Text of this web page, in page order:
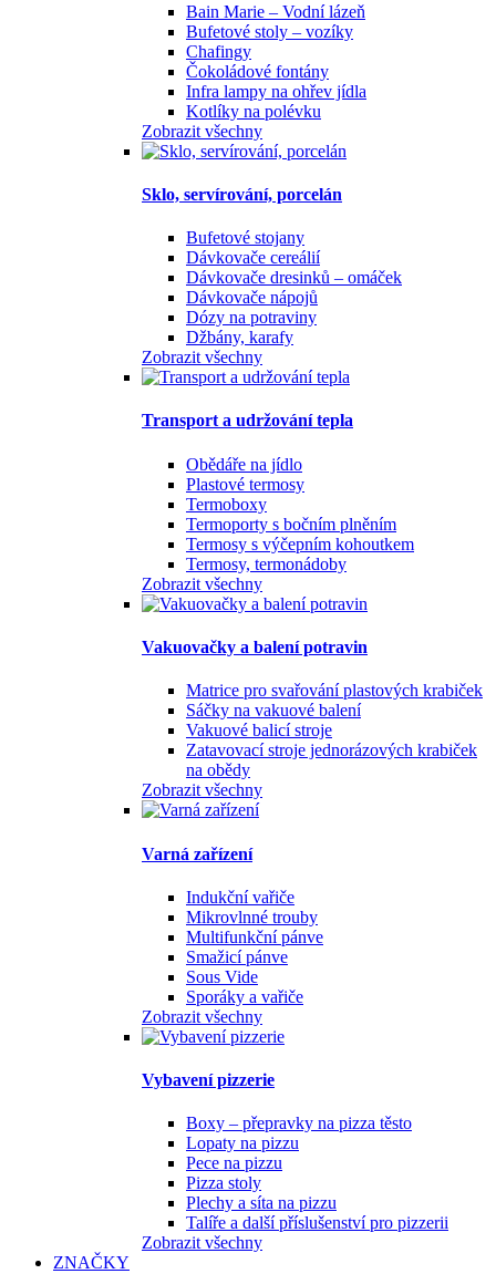
Bain Marie – Vodní lázeň
Bufetové stoly – vozíky
Chafingy
Čokoládové fontány
Infra lampy na ohřev jídla
Kotlíky na polévku
Zobrazit všechny
Sklo, servírování, porcelán
Bufetové stojany
Dávkovače cereálií
Dávkovače dresinků – omáček
Dávkovače nápojů
Dózy na potraviny
Džbány, karafy
Zobrazit všechny
Transport a udržování tepla
Obědáře na jídlo
Plastové termosy
Termoboxy
Termoporty s bočním plněním
Termosy s výčepním kohoutkem
Termosy, termonádoby
Zobrazit všechny
Vakuovačky a balení potravin
Matrice pro svařování plastových krabiček
Sáčky na vakuové balení
Vakuové balicí stroje
Zatavovací stroje jednorázových krabiček
na obědy
Zobrazit všechny
Varná zařízení
Indukční vařiče
Mikrovlnné trouby
Multifunkční pánve
Smažicí pánve
Sous Vide
Sporáky a vařiče
Zobrazit všechny
Vybavení pizzerie
Boxy – přepravky na pizza těsto
Lopaty na pizzu
Pece na pizzu
Pizza stoly
Plechy a síta na pizzu
Talíře a další příslušenství pro pizzerii
Zobrazit všechny
ZNAČKY